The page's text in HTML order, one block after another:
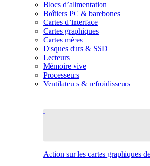
Blocs d’alimentation
Boîtiers PC & barebones
Cartes d’interface
Cartes graphiques
Cartes mères
Disques durs & SSD
Lecteurs
Mémoire vive
Processeurs
Ventilateurs & refroidisseurs
Action sur les cartes graphiques